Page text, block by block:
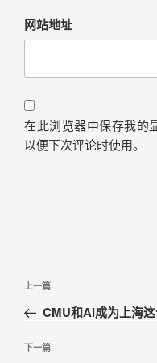
网站地址
在此浏览器中保存我的
以便下次评论时使用。
上一篇
CMU和AI成为上海
下一篇